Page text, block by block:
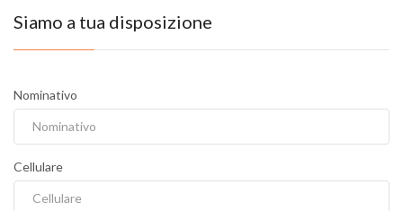
Siamo a tua disposizione
Nominativo
Cellulare